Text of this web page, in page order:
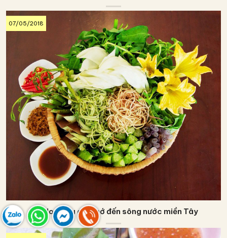
07/05/2018
Các loại rau gợi nhớ đến sông nước miền Tây